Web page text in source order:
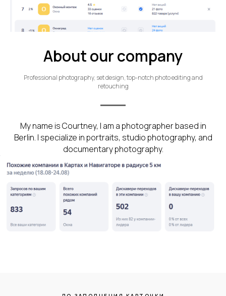
About our company
Professional photography, set design, top-notch photo editing and
retouching
My name is Courtney, I am a photographer based in
Berlin. I specialize in portraits, studio photography, and
documentary photography.